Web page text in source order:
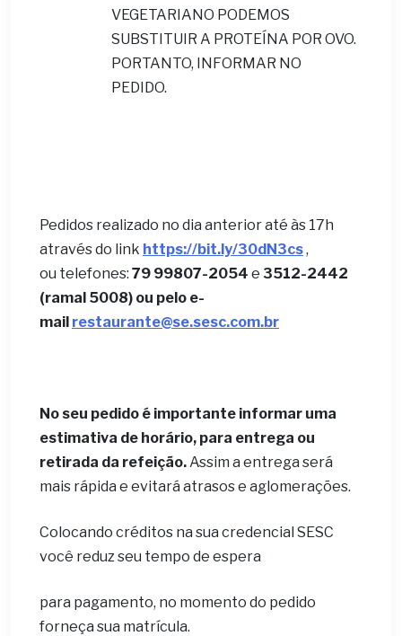
VEGETARIANO PODEMOS
SUBSTITUIR A PROTEÍNA POR OVO.
PORTANTO, INFORMAR NO
PEDIDO.
Pedidos realizado no dia anterior até às 17h
através do link https://bit.ly/30dN3cs,
ou telefones: 79 99807-2054 e 3512-2442
(ramal 5008) ou pelo e-
mail restaurante@se.sesc.com.br
No seu pedido é importante informar uma
estimativa de horário, para entrega ou
retirada da refeição.Assim a entrega será
mais rápida e evitará atrasos e aglomerações.
Colocando créditos na sua credencial SESC
você reduz seu tempo de espera
para pagamento, no momento do pedido
forneça sua matrícula.